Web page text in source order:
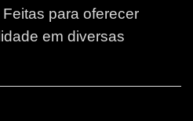
Feitas para oferecer
em diversas